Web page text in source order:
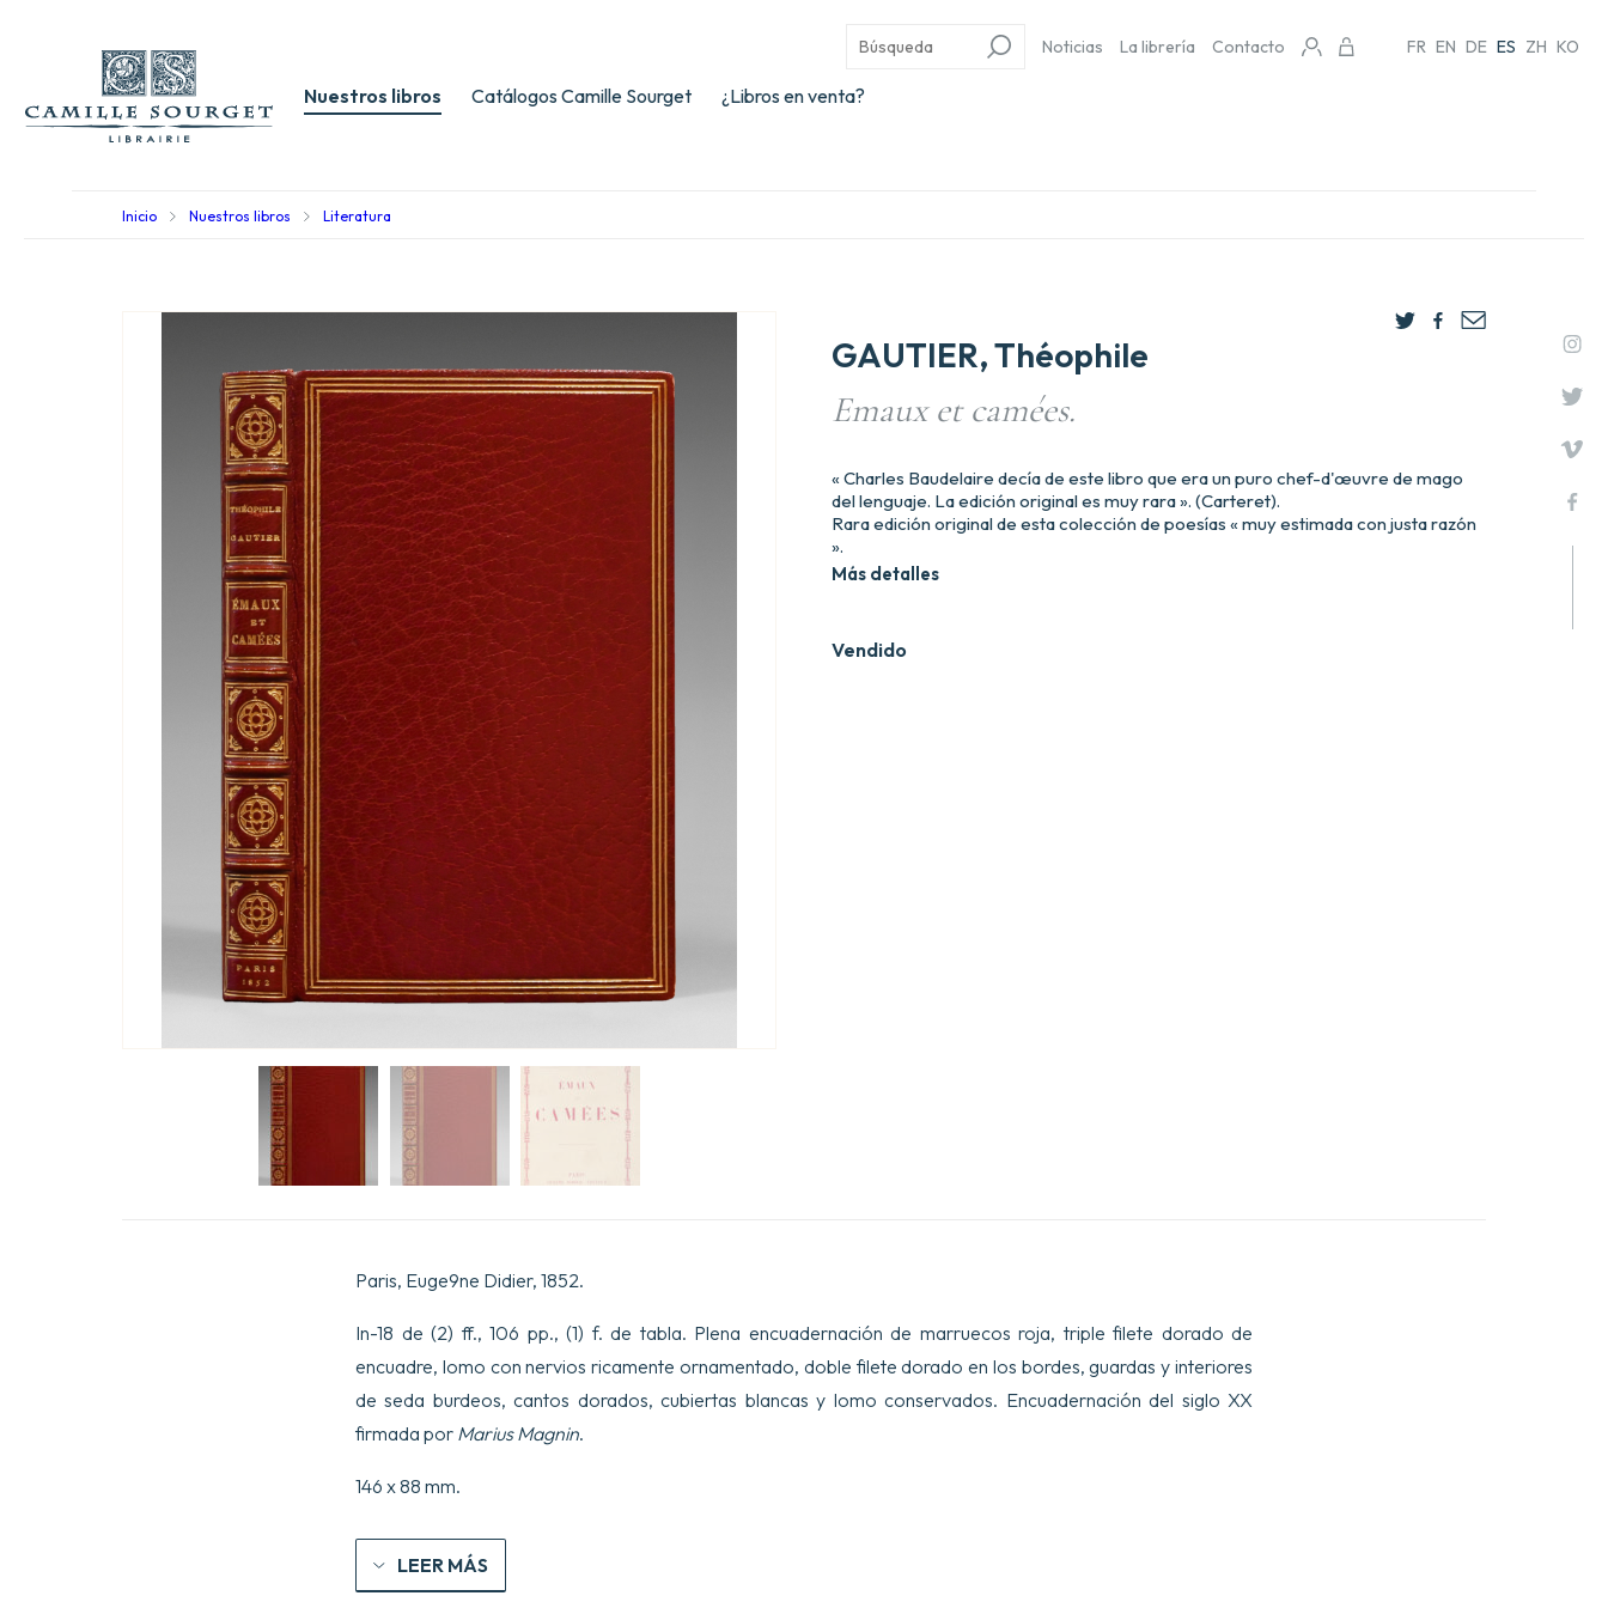
Nuestros libros Catálogos Camille Sourget ¿Libros en venta?
Noticias La librería Contacto FR EN DE ES ZH KO
Inicio Nuestros libros Literatura
GAUTIER, Théophile
Emaux et camées.
Vendido
« Charles Baudelaire decía de este libro que era un puro chef-d'œuvre de mago
del lenguaje. La edición original es muy rara ». (Carteret).
Rara edición original de esta colección de poesías « muy estimada con justa razón
».
Más detalles
Paris, Euge9ne Didier, 1852.
In-18 de (2) ff., 106 pp., (1) f. de tabla. Plena encuadernación de marruecos roja, triple filete dorado de
encuadre, lomo con nervios ricamente ornamentado, doble filete dorado en los bordes, guardas y interiores
de seda burdeos, cantos dorados, cubiertas blancas y lomo conservados. Encuadernación del siglo XX
firmada por Marius Magnin.
146 x 88 mm.
LEER MÁS